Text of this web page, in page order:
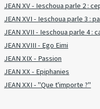
JEAN XV - Ieschoua parle 2 :
JEAN XVI - Ieschoua parle 3 :
JEAN XVII - Ieschoua parle 4 :
JEAN XVIII - Ego Eimi
JEAN XIX - Passion
JEAN XX - Epiphanies
JEAN XXI - "Que t'importe ?"